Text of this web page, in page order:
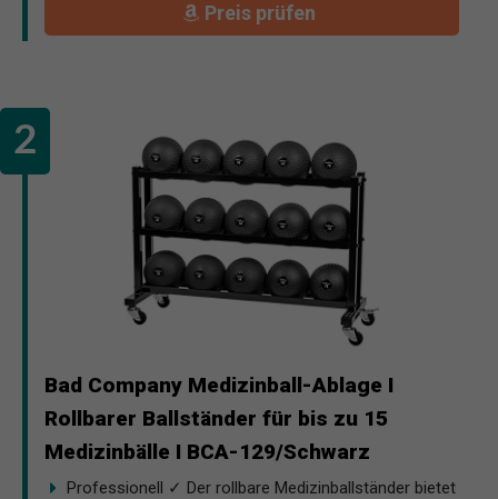
Preis prüfen
Bad Company Medizinball-Ablage I
Rollbarer Ballständer für bis zu 15
Medizinbälle I BCA-129/Schwarz
Professionell ✓ Der rollbare Medizinballständer bietet